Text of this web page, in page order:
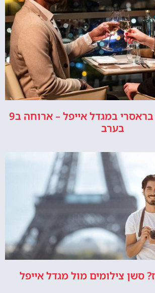
מסעדת מאדם בראסרי במגדל אייפל – ארוחה ב9
בערב
סשן צילומים מול מגדל אייפל